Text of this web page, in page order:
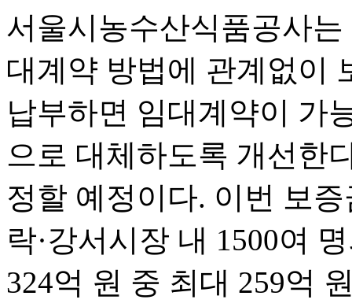
서울시농수산식품공사
대계약 방법에 관계없이
납부하면 임대계약이 가
으로 대체하도록 개선한
정할 예정이다. 이번 보
락·강서시장 내 1500여
324억 원 중 최대 259억